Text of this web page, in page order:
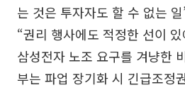
는 것은 투자자도 할 수 없는
“권리 행사에도 적정한 선이
삼성전자 노조 요구를 겨냥한
부는 파업 장기화 시 긴급조정